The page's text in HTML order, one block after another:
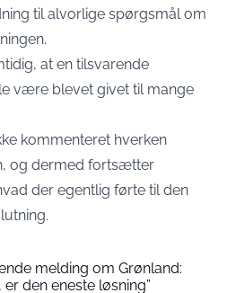
til alvorlige spørgsmål om
at en tilsvarende
være blevet givet til mange
kommenteret hverken
og dermed fortsætter
der egentlig førte til den
melding om Grønland:
den eneste løsning”